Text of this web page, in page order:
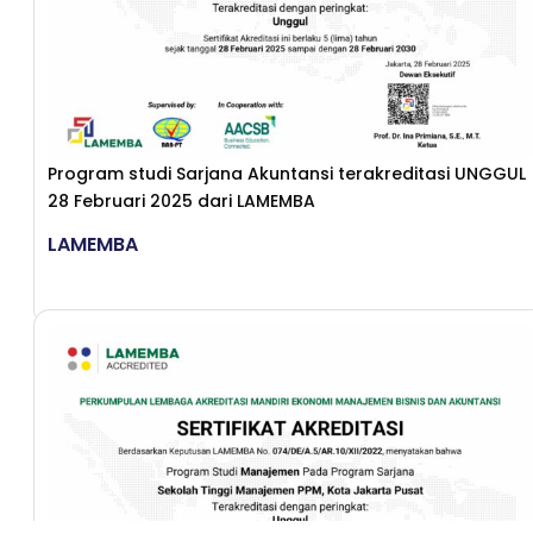
Program studi Sarjana Akuntansi terakreditasi UNGGUL
28 Februari 2025 dari LAMEMBA
LAMEMBA